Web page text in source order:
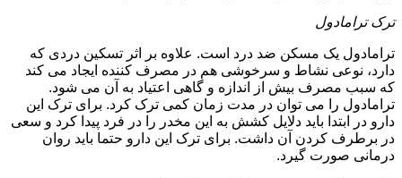
ترک ترامادول
ترامادول یک مسکن ضد درد است. علاوه بر اثر تسکین دردی که
دارد، نوعی نشاط و سرخوشی هم در مصرف کننده ایجاد می کند
که سبب مصرف بیش از اندازه و گاهی اعتیاد به آن می شود.
ترامادول را می توان در مدت زمان کمی ترک کرد. برای ترک این
دارو در ابتدا باید دلایل کشش به این مخدر را در فرد پیدا کرد و سعی
در برطرف کردن آن داشت. برای ترک این دارو حتما باید روان
درمانی صورت گیرد.